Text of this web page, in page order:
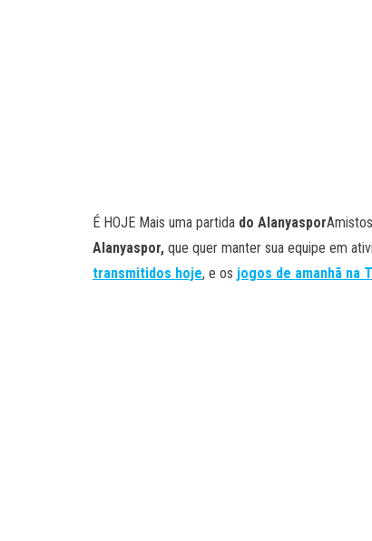
É HOJE Mais uma partida do Alanyaspor
Alanyaspor, que quer manter sua equipe em
transmitidos hoje, e os jogos de amanhã na